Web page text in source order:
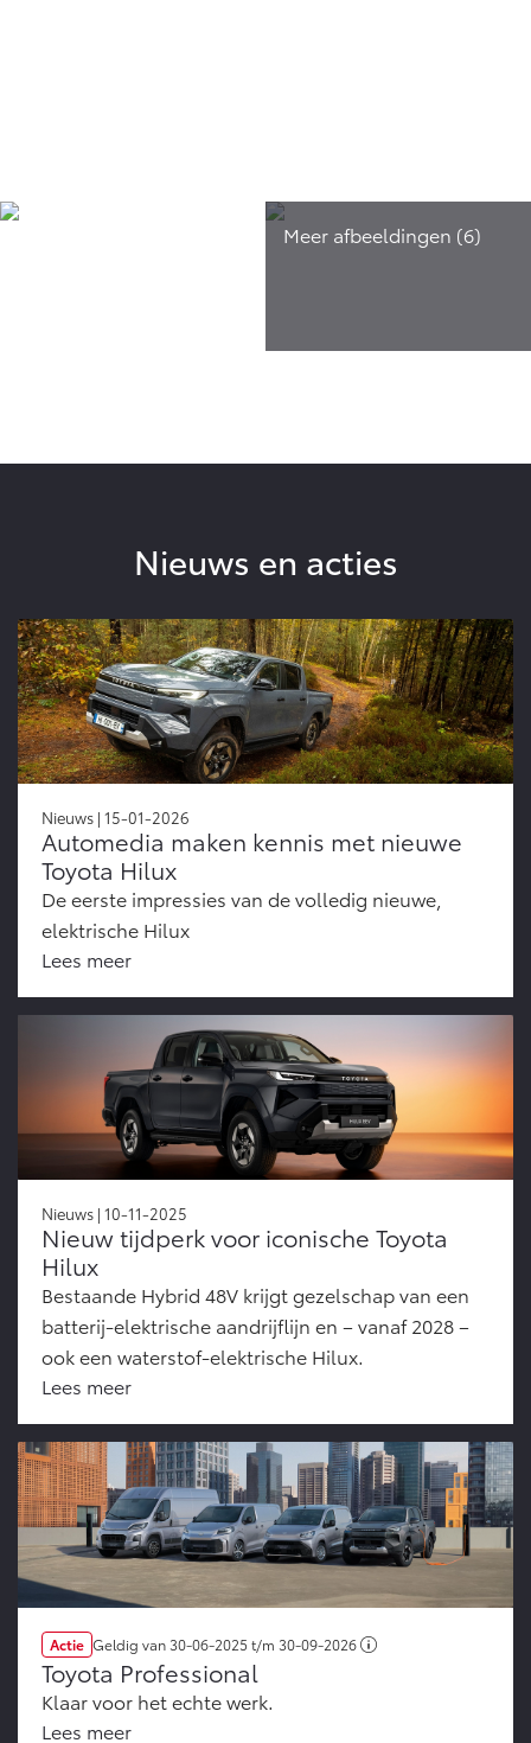
Nieuws en acties
Nieuws | 15-01-2026
Automedia maken kennis met nieuwe
Toyota Hilux
De eerste impressies van de volledig nieuwe,
elektrische Hilux
Lees meer
Nieuws | 10-11-2025
Nieuw tijdperk voor iconische Toyota
Hilux
Bestaande Hybrid 48V krijgt gezelschap van een
batterij-elektrische aandrijflijn en – vanaf 2028 –
ook een waterstof-elektrische Hilux.
Lees meer
Actie Geldig van30-06-2025 t/m 30-09-2026
Toyota Professional
Klaar voor het echte werk.
Lees meer